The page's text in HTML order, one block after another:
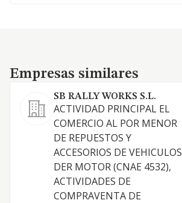
Empresas similares
Empresas similares
SB RALLY WORKS S.L.
ACTIVIDAD PRINCIPAL EL
COMERCIO AL POR MENOR
DE REPUESTOS Y
ACCESORIOS DE VEHICULOS
DER MOTOR (CNAE 4532),
ACTIVIDADES DE
COMPRAVENTA DE